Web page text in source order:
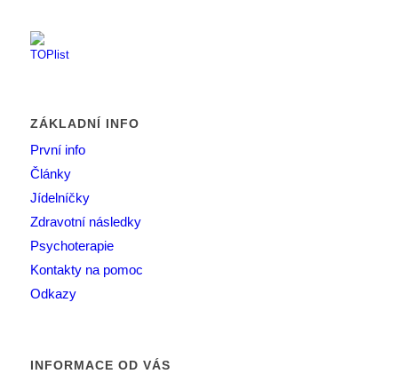
ZÁKLADNÍ INFO
První info
Články
Jídelníčky
Zdravotní následky
Psychoterapie
Kontakty na pomoc
Odkazy
INFORMACE OD VÁS